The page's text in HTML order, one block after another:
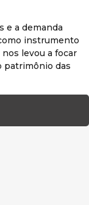
e a demanda
instrumento
levou a focar
patrimônio das